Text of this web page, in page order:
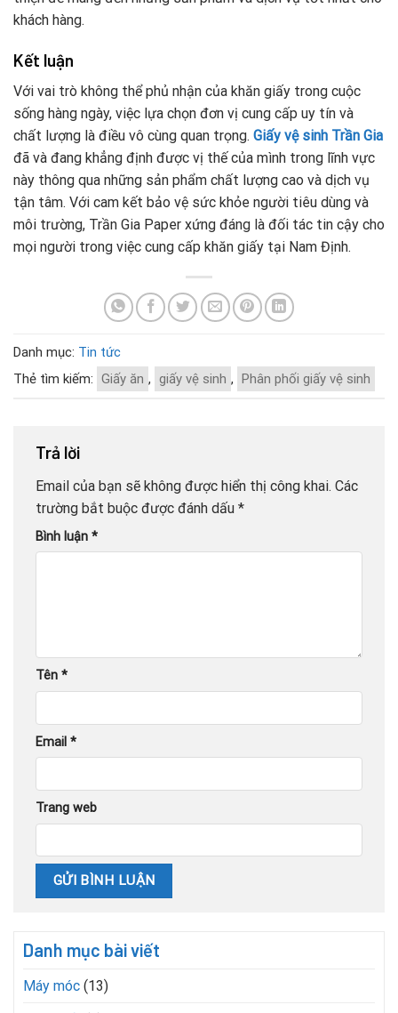
khách hàng.
Kết luận
Với vai trò không thể phủ nhận của khăn giấy trong cuộc
sống hàng ngày, việc lựa chọn đơn vị cung cấp uy tín và
chất lượng là điều vô cùng quan trọng. Giấy vệ sinh Trần Gia
đã và đang khẳng định được vị thế của mình trong lĩnh vực
này thông qua những sản phẩm chất lượng cao và dịch vụ
tận tâm. Với cam kết bảo vệ sức khỏe người tiêu dùng và
môi trường, Trần Gia Paper xứng đáng là đối tác tin cậy cho
mọi người trong việc cung cấp khăn giấy tại Nam Định.
Danh mục: Tin tức
Thẻ tìm kiếm: Giấy ăn , giấy vệ sinh , Phân phối giấy vệ sinh
Trả lời
Email của bạn sẽ không được hiển thị công khai. Các
trường bắt buộc được đánh dấu *
Bình luận *
Tên *
Email *
Trang web
Danh mục bài viết
Máy móc (13)